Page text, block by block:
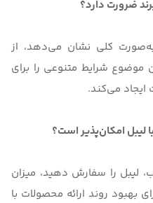
به‌صورت کلی نشان می‌دهد، از
موضوع شرایط متنوعی را برای
ایجاد می‌کند.
لیبل را سفارش دهید، میزان
روند ارائه محصولات با